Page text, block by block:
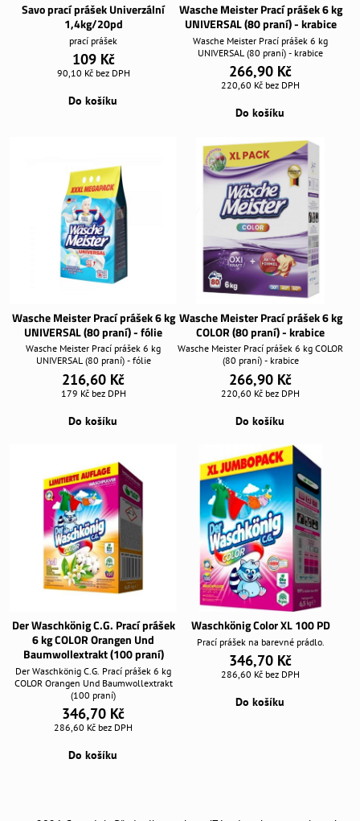
Savo prací prášek Univerzální
1,4kg/20pd
prací prášek
109 Kč
90,10 Kč bez DPH
Do košíku
Wasche Meister Prací prášek 6 kg
UNIVERSAL (80 praní) - krabice
Wasche Meister Prací prášek 6 kg
UNIVERSAL (80 praní) - krabice
266,90 Kč
220,60 Kč bez DPH
Do košíku
Wasche Meister Prací prášek 6 kg
UNIVERSAL (80 praní) - fólie
Wasche Meister Prací prášek 6 kg
UNIVERSAL (80 praní) - fólie
216,60 Kč
179 Kč bez DPH
Do košíku
Wasche Meister Prací prášek 6 kg
COLOR (80 praní) - krabice
Wasche Meister Prací prášek 6 kg COLOR
(80 praní) - krabice
266,90 Kč
220,60 Kč bez DPH
Do košíku
Der Waschkönig C.G. Prací prášek
6 kg COLOR Orangen Und
Baumwollextrakt (100 praní)
Der Waschkönig C.G. Prací prášek 6 kg
COLOR Orangen Und Baumwollextrakt
(100 praní)
346,70 Kč
286,60 Kč bez DPH
Do košíku
Waschkönig Color XL 100 PD
Prací prášek na barevné prádlo.
346,70 Kč
286,60 Kč bez DPH
Do košíku